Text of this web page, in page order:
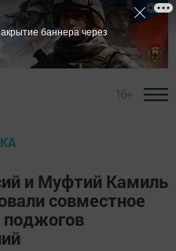
и Муфтий Камиль
совместное
поджогов
баннера через